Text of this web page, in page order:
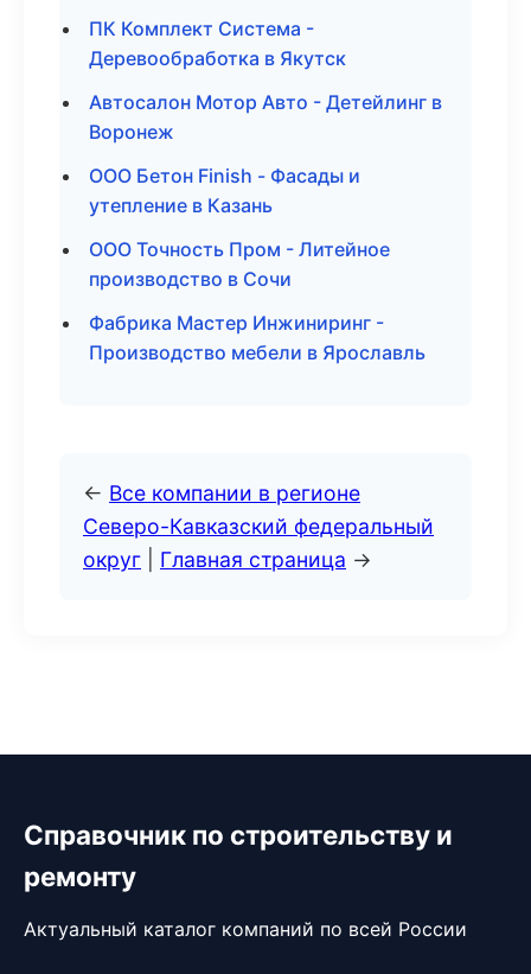
ПК Комплект Система -
Деревообработка в Якутск
Автосалон Мотор Авто - Детейлинг в
Воронеж
ООО Бетон Finish - Фасады и
утепление в Казань
ООО Точность Пром - Литейное
производство в Сочи
Фабрика Мастер Инжиниринг -
Производство мебели в Ярославль
← Все компании в регионе
Северо-Кавказский федеральный
округ
Главная страница →
Справочник по строительству и
ремонту
Актуальный каталог компаний по всей России